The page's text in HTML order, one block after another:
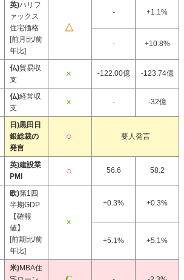
英)ハリフ
ァックス
住宅価格
[前月比/前
年比]
- +1.1%
- +10.8%
仏)貿易収
支
-122.00億 -123.74億
仏)経常収
支
- -32億
日)黒田日
銀総裁の
発言
要人発言
英)建設業
PMI
56.6 58.2
欧)第1四
半期GDP
【確報
値】
[前期比/前
年比]
+0.3% +0.3%
+5.1% +5.1%
米)MBA住